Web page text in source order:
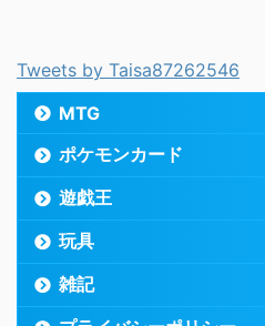
Tweets by Taisa87262546
MTG
ポケモンカード
遊戯王
玩具
雑記